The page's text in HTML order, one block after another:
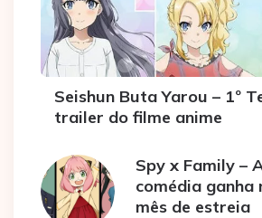
Seishun Buta Yarou – 1º
trailer do filme anime
Spy x Family –
comédia
mês de estreia